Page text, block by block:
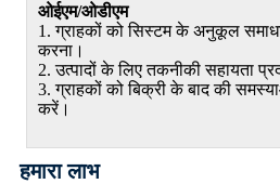
ओईएम/ओडीएम
1. ग्राहकों को सिस्टम के अनुकूल
करना।
2. उत्पादों के लिए तकनीकी सहायता
3. ग्राहकों को बिक्री के बाद की
करें।
हमारा लाभ